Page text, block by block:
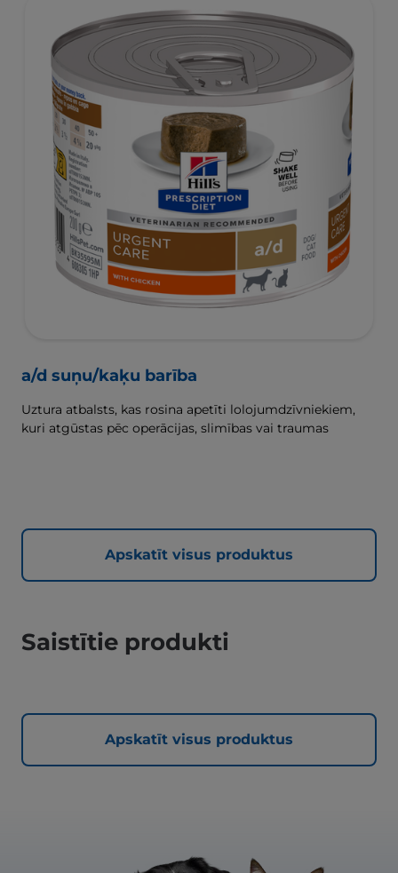
a/d suņu/kaķu barība
Uztura atbalsts, kas rosina apetīti lolojumdzīvniekiem,
kuri atgūstas pēc operācijas, slimības vai traumas
Apskatīt visus produktus
Saistītie produkti
Apskatīt visus produktus